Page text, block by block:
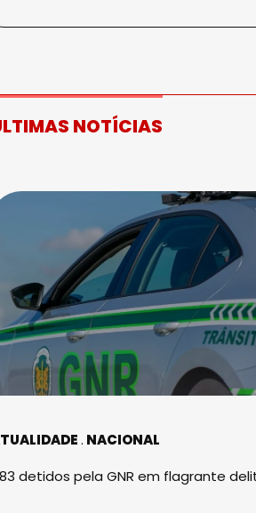
NOTÍCIAS
NACIONAL
detidos pela GNR em flagrante